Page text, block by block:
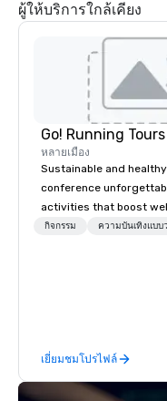
ผู้ให้บริการใกล้เคียง
Go! Running
หลายเมือง
Sustainable and
conference
activities that boost
lower carbon footprints.
กิจกรรม ความบันเทิงแบบ
เยี่ยมชมโปรไฟล์